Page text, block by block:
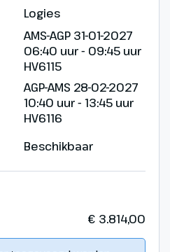
Logies
AMS-AGP 31-01-2027
06:40 uur - 09:45 uur
HV6115
AGP-AMS 28-02-2027
10:40 uur - 13:45 uur
HV6116
Beschikbaar
€ 3.814,00